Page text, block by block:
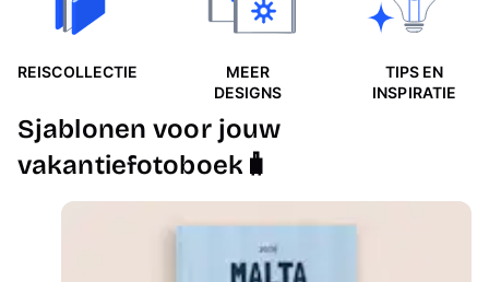
REISCOLLECTIE
MEER
DESIGNS
TIPS EN
INSPIRATIE
Sjablonen voor jouw
vakantiefotoboek🧳